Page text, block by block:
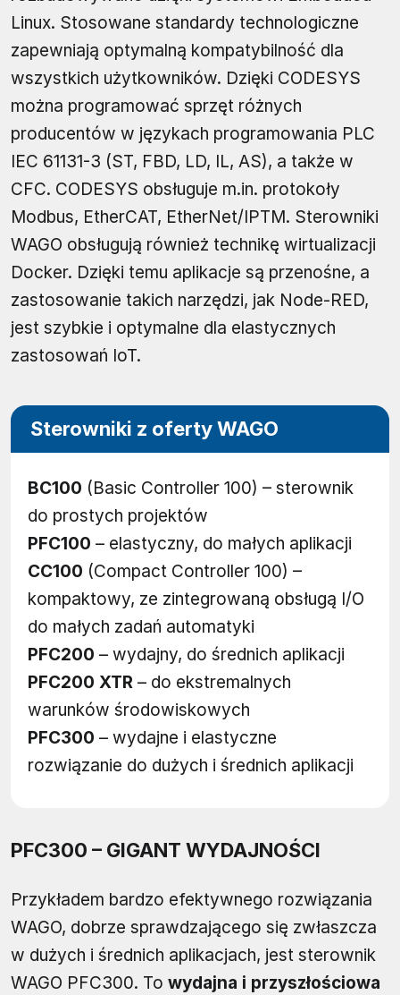
Linux. Stosowane standardy technologiczne
zapewniają optymalną kompatybilność dla
wszystkich użytkowników. Dzięki CODESYS
można programować sprzęt różnych
producentów w językach programowania PLC
IEC 61131-3 (ST, FBD, LD, IL, AS), a także w
CFC. CODESYS obsługuje m.in. protokoły
Modbus, EtherCAT, EtherNet/IPTM. Sterowniki
WAGO obsługują również technikę wirtualizacji
Docker. Dzięki temu aplikacje są przenośne, a
zastosowanie takich narzędzi, jak Node-RED,
jest szybkie i optymalne dla elastycznych
zastosowań IoT.
Sterowniki z oferty WAGO
BC100 (Basic Controller 100) – sterownik
do prostych projektów
PFC100 – elastyczny, do małych aplikacji
CC100 (Compact Controller 100) –
kompaktowy, ze zintegrowaną obsługą I/O
do małych zadań automatyki
PFC200 – wydajny, do średnich aplikacji
PFC200 XTR– do ekstremalnych
warunków środowiskowych
PFC300 – wydajne i elastyczne
rozwiązanie do dużych i średnich aplikacji
PFC300 – GIGANT WYDAJNOŚCI
Przykładem bardzo efektywnego rozwiązania
WAGO, dobrze sprawdzającego się zwłaszcza
w dużych i średnich aplikacjach, jest sterownik
WAGO PFC300. To wydajna i przyszłościowa